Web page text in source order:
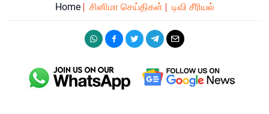
Home சினிமா செய்திகள் டிவி சீரியல்